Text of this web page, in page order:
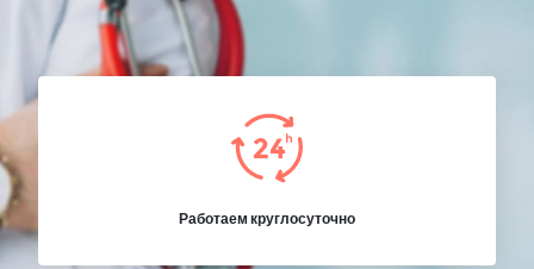
Работаем круглосуточно